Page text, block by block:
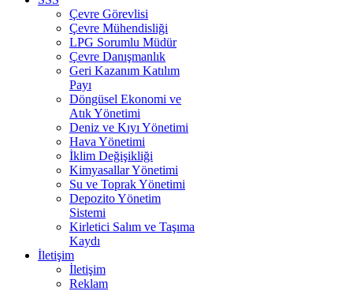
Çevre Görevlisi
Çevre Mühendisliği
LPG Sorumlu Müdür
Çevre Danışmanlık
Geri Kazanım Katılım
Payı
Döngüsel Ekonomi ve
Atık Yönetimi
Deniz ve Kıyı Yönetimi
Hava Yönetimi
İklim Değişikliği
Kimyasallar Yönetimi
Su ve Toprak Yönetimi
Depozito Yönetim
Sistemi
Kirletici Salım ve Taşıma
Kaydı
İletişim
İletişim
Reklam